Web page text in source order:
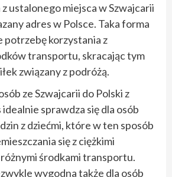
ustalonego miejsca w Szwajcarii
adres w Polsce. Taka forma
potrzebę korzystania z
transportu, skracając tym
związany z podróżą.
ze Szwajcarii do Polski z
sprawdza się dla osób
z dziećmi, które w ten sposób
się z ciężkimi
różnymi środkami transportu.
wygodna także dla osób